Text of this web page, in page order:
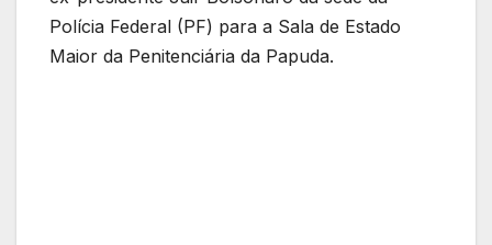
Polícia Federal (PF) para a Sala de Estado
Maior da Penitenciária da Papuda.